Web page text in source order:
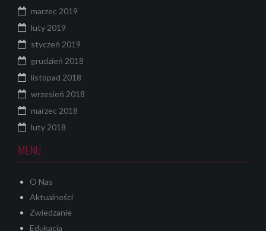
marzec 2019
luty 2019
styczeń 2019
grudzień 2018
listopad 2018
wrzesień 2018
marzec 2018
luty 2018
MENU
O Nas
Aktualności
Zwiedzanie
Edukacja